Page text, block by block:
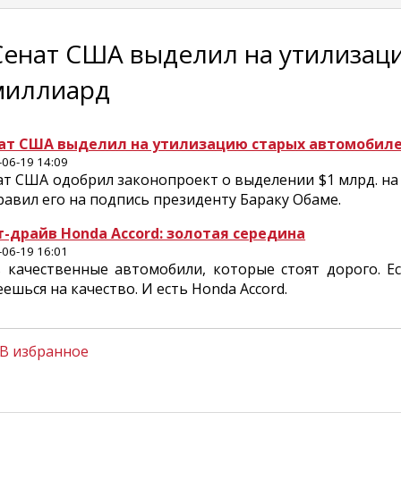
США выделил на
США выделил на утилизацию старых
19 14:09
США одобрил законопроект о выделении $1 млрд.
его на подпись президенту Бараку Обаме.
драйв Honda Accord: золотая середина
19 16:01
качественные автомобили, которые стоят
на качество. И есть Honda Accord.
В избранное